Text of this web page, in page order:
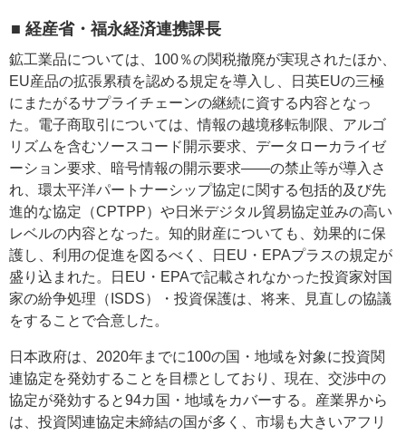
■ 経産省・福永経済連携課長
鉱工業品については、100％の関税撤廃が実現されたほか、
EU産品の拡張累積を認める規定を導入し、日英EUの三極
にまたがるサプライチェーンの継続に資する内容となっ
た。電子商取引については、情報の越境移転制限、アルゴ
リズムを含むソースコード開示要求、データローカライゼ
ーション要求、暗号情報の開示要求――の禁止等が導入さ
れ、環太平洋パートナーシップ協定に関する包括的及び先
進的な協定（CPTPP）や日米デジタル貿易協定並みの高い
レベルの内容となった。知的財産についても、効果的に保
護し、利用の促進を図るべく、日EU・EPAプラスの規定が
盛り込まれた。日EU・EPAで記載されなかった投資家対国
家の紛争処理（ISDS）・投資保護は、将来、見直しの協議
をすることで合意した。
日本政府は、2020年までに100の国・地域を対象に投資関
連協定を発効することを目標としており、現在、交渉中の
協定が発効すると94カ国・地域をカバーする。産業界から
は、投資関連協定未締結の国が多く、市場も大きいアフリ